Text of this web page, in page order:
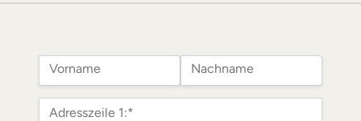
Name:
Vorname Nachname
Rechnungsadresse
Adresszeile 1:*